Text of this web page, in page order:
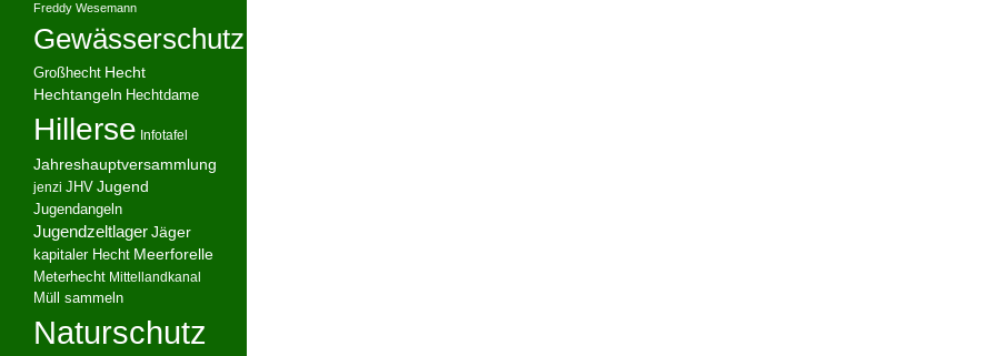
Freddy Wesemann
Gewässerschutz
Großhecht Hecht
Hechtangeln Hechtdame
Hillerse Infotafel
Jahreshauptversammlung
jenzi JHV Jugend
Jugendangeln
Jugendzeltlager Jäger
kapitaler Hecht Meerforelle
Meterhecht Mittellandkanal
Müll sammeln
Naturschutz